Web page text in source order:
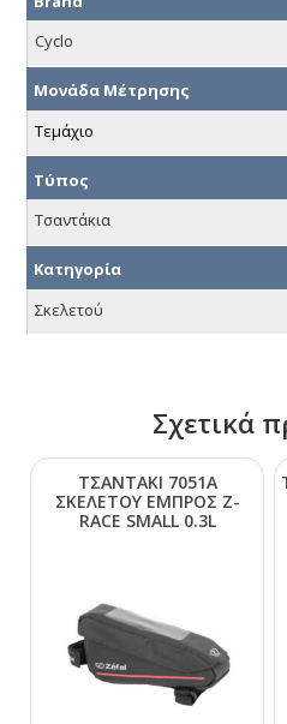
Cyclo
Μονάδα Μέτρησης
Τεμάχιο
Τύπος
Τσαντάκια
Κατηγορία
Σκελετού
Σχετικά
ΤΣΑΝΤΑΚΙ 7051Α
ΣΚΕΛΕΤΟΥ ΕΜΠΡΟΣ Ζ-
RΑCΕ SΜΑLL 0.3L